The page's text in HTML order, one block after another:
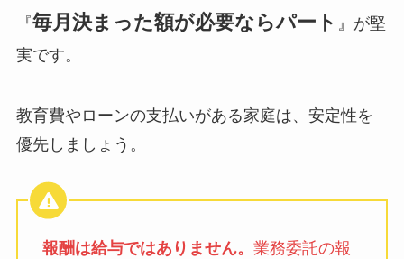
『毎月決まった額が必要ならパート 』が堅
実です。
教育費やローンの支払いがある家庭は、安定性を
優先しましょう。
報酬は給与ではありません。 業務委託の報